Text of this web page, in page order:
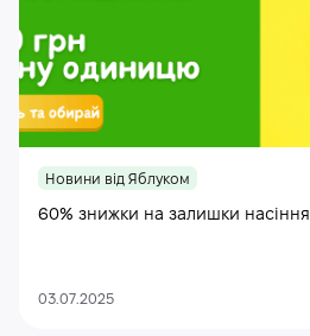
Новини від Яблуком
60% знижки на залишки
03.07.2025